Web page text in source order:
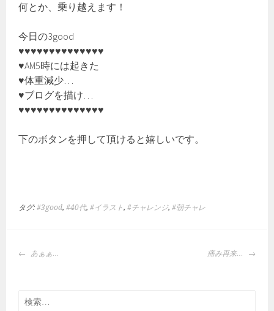
何とか、乗り越えます！
今日の3good
♥♥♥♥♥♥♥♥♥♥♥♥♥♥
♥AM5時には起きた
♥体重減少…
♥ブログを描け…
♥♥♥♥♥♥♥♥♥♥♥♥♥♥
下のボタンを押して頂けると嬉しいです。
タグ:#3good,#40代,#イラスト,#チャレンジ,#朝チャレ
投
ビ
あぁぁ… 痛み再来…
検